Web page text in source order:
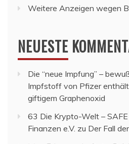
Weitere Anzeigen wegen
NEUESTE
Die “neue Impfung” –
Impfstoff von Pfizer
giftigem Graphenoxid
63 Die Krypto-Welt –
Finanzen e.V. zu Der Fall